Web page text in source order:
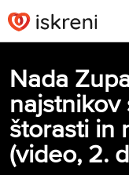
to
content
Nada
najstnikov
štorasti in
(video, 2.